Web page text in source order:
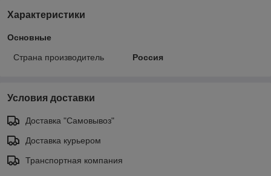
Характеристики
Основные
Страна производитель Россия
Условия доставки
Доставка "Самовывоз"
Доставка курьером
Транспортная компания